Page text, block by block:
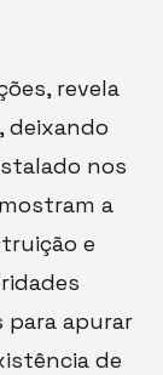
revela
deixando
nos
a
e
para apurar
de